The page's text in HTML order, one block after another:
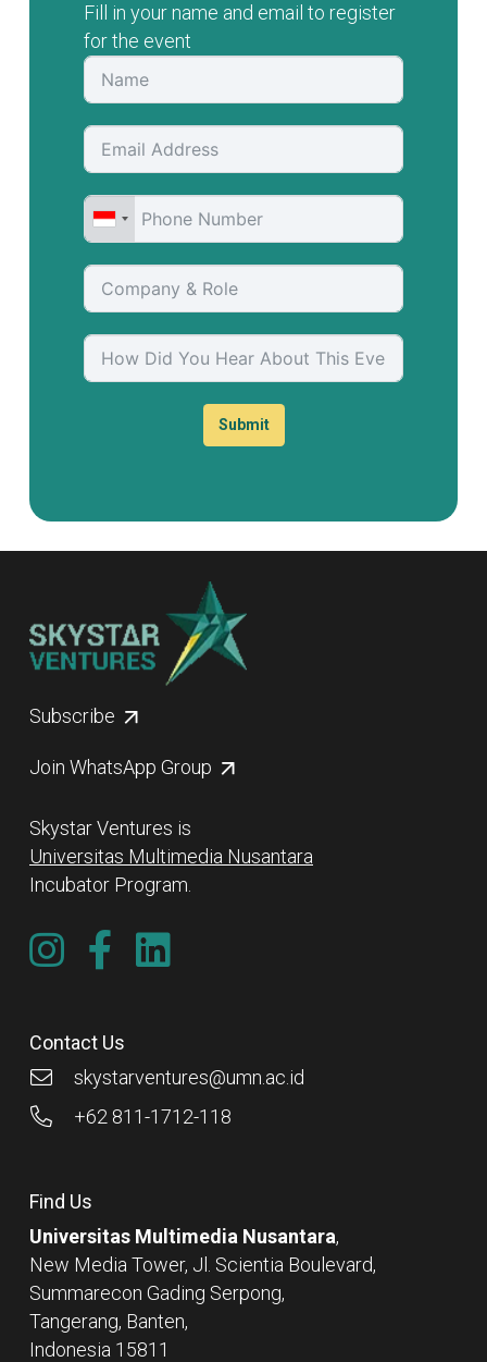
Fill in your name and email to register
for the event
Submit
Subscribe
Join WhatsApp Group
Skystar Ventures is
Universitas Multimedia Nusantara
Incubator Program.
Contact Us
skystarventures@umn.ac.id
+62 811-1712-118
Find Us
Universitas Multimedia Nusantara,
New Media Tower, Jl. Scientia Boulevard,
Summarecon Gading Serpong,
Tangerang, Banten,
Indonesia 15811